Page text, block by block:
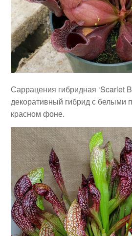
Саррацения гибридная ‘Scarlet
декоративный гибрид с белыми
красном фоне.